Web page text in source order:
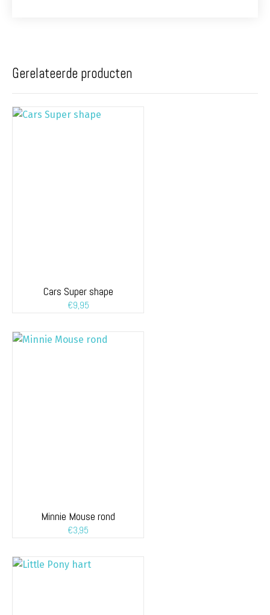
Gerelateerde producten
Cars Super shape
€9,95
Minnie Mouse rond
€3,95